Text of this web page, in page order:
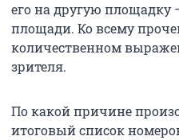
его на другую площадку
площади. Ко всему
количественном
зрителя.
По какой причине
итоговый список